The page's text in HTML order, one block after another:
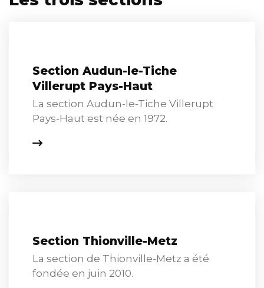
Section Audun-le-Tiche
Villerupt Pays-Haut
La section Audun-le-Tiche Villerupt
Pays-Haut est née en 1972.
Section Thionville-Metz
La section de Thionville-Metz a été
fondée en juin 2010.